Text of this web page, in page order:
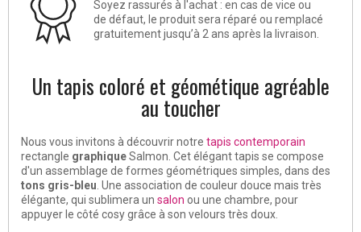
Soyez rassurés à l'achat : en cas de vice ou
de défaut, le produit sera réparé ou remplacé
gratuitement jusqu’à 2 ans après la livraison.
Un tapis coloré et géométique agréable
au toucher
Nous vous invitons à découvrir notre tapis contemporain
rectangle graphiqueSalmon. Cet élégant tapis se compose
d'un assemblage de formes géométriques simples, dans des
tons gris-bleu . Une association de couleur douce mais très
élégante, qui sublimera un salon ou une chambre, pour
appuyer le côté cosy grâce à son velours très doux.